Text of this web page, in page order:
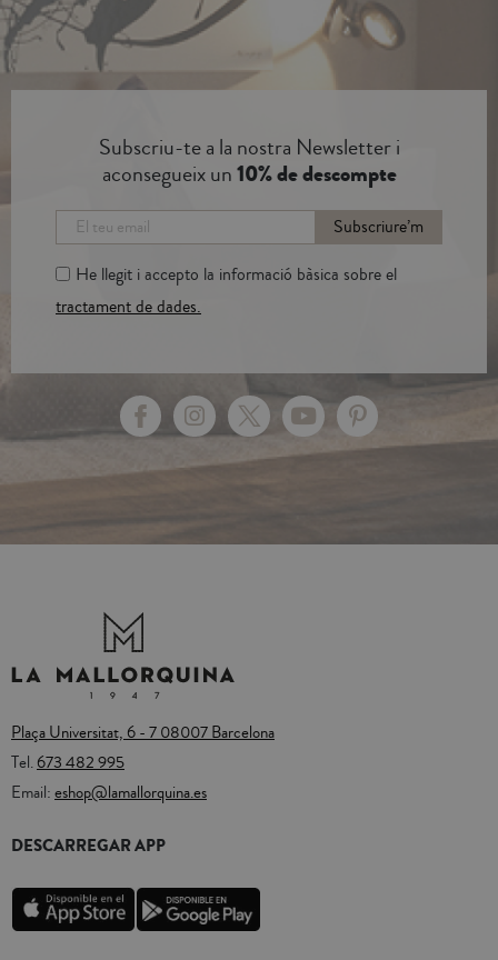
Subscriu-te a la nostra Newsletter i
aconsegueix un10% de descompte
Subscriure’m
He llegit i accepto la informació bàsica sobre el
tractament de dades.
Plaça Universitat, 6 - 7 08007 Barcelona
Tel.673 482 995
Email:eshop@lamallorquina.es
DESCARREGAR APP